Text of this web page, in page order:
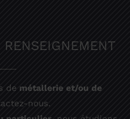
de métallerie et/ou de
nous.